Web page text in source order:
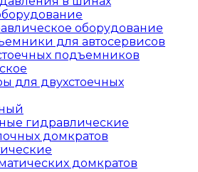
оборудование
для автосервисов
подъемников
для двухстоечных
гидравлические
домкратов
домкратов